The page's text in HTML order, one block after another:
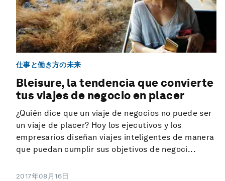
仕事と働き方の未来
Bleisure, la tendencia que convierte
tus viajes de negocio en placer
¿Quién dice que un viaje de negocios no puede ser
un viaje de placer? Hoy los ejecutivos y los
empresarios diseñan viajes inteligentes de manera
que puedan cumplir sus objetivos de negoci...
2017年08月16日